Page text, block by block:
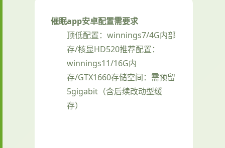
催眠app安卓配置需要求
​顶低配置​​：winnings7/4G内部
存/核显HD520​推荐配置​​：
winnings11/16G内
存/GTX1660​存储空间​​：需预留
5gigabit（含后续改动型缓
存）